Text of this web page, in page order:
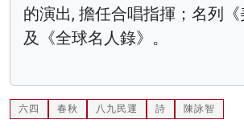
的演出, 擔任合唱指揮；名列《
及《全球名人錄》。
六四 春秋 八九民運 詩 陳詠智